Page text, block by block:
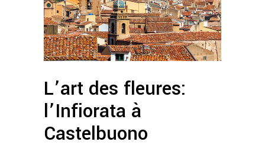
L’art des fleures:
l’Infiorata à
Castelbuono